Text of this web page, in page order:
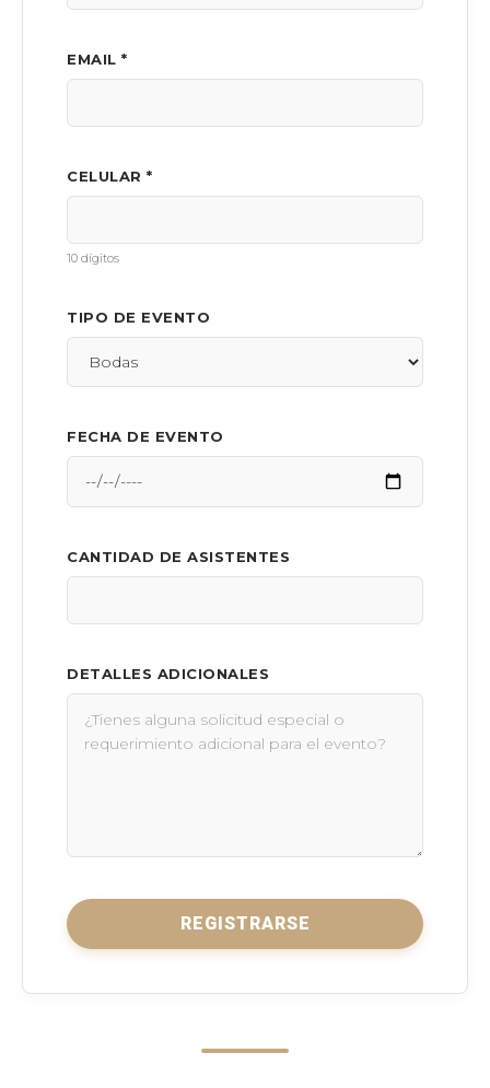
EMAIL *
CELULAR *
10 dígitos
TIPO DE EVENTO
FECHA DE EVENTO
CANTIDAD DE ASISTENTES
DETALLES ADICIONALES
REGISTRARSE